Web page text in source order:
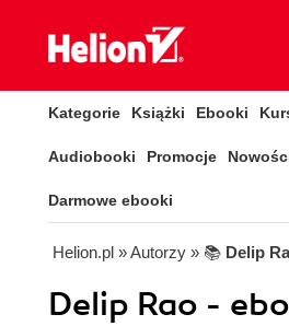
Kategorie Książki Ebooki
Audiobooki Promocje
Darmowe ebooki
Helion.pl » Autorzy » 📚 Delip
Delip Rao -